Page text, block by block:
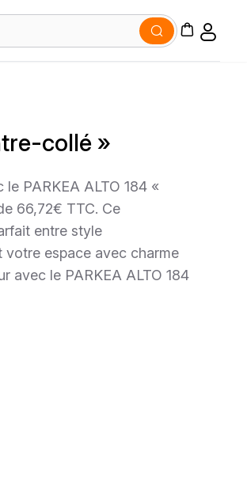
collé »
PARKEA ALTO 184 «
66,72€ TTC. Ce
entre style
espace avec charme
avec le PARKEA ALTO 184